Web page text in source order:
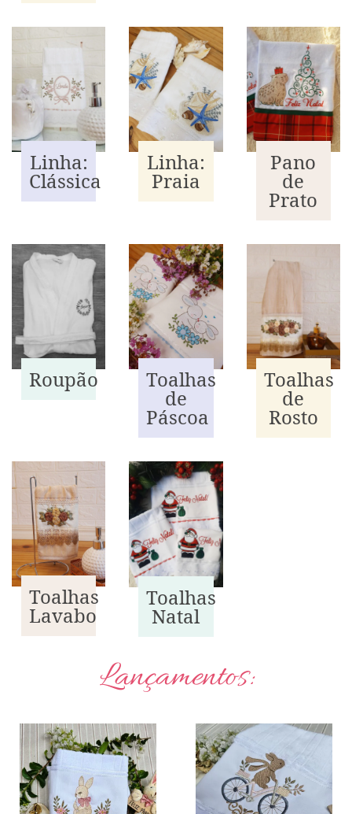
Linha:
Clássica
Linha:
Praia
Pano
de
Prato
Roupão Toalhas
de
Páscoa
Toalhas
de
Rosto
Toalhas
Lavabo
Toalhas
Natal
Lançamentos: